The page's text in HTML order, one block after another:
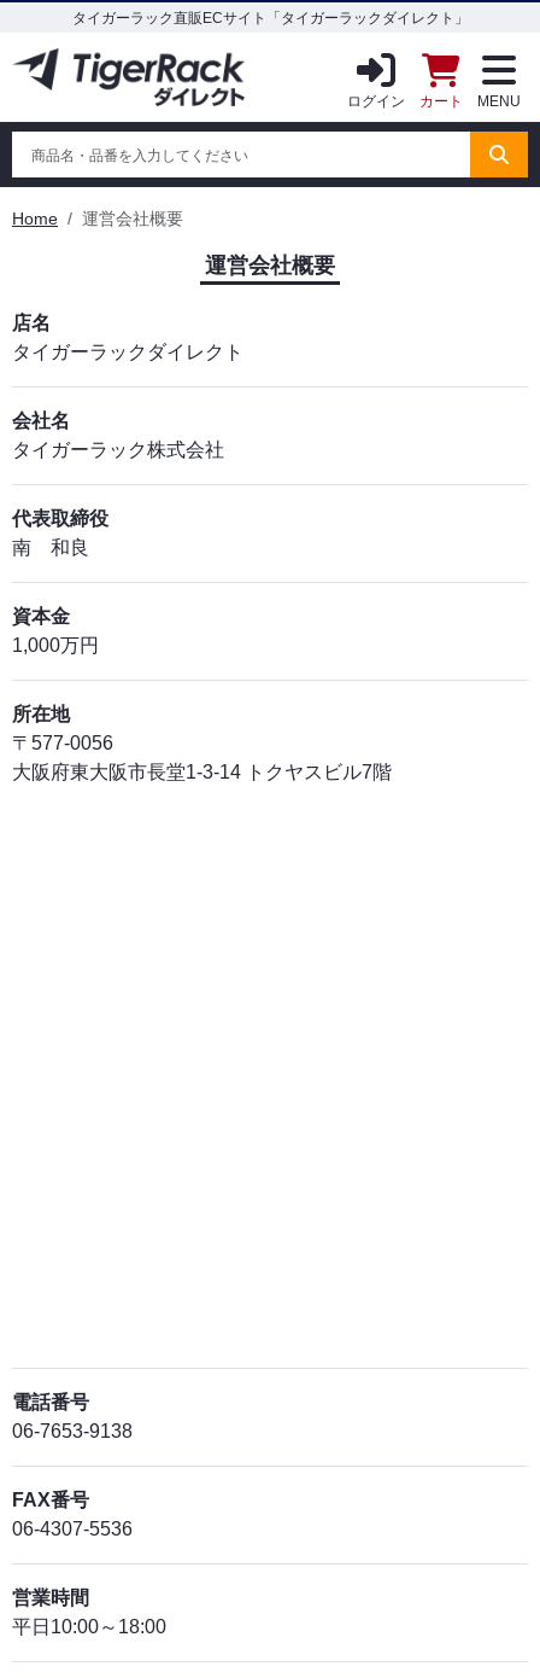
タイガーラック直販ECサイト「タイガーラックダイレクト」
ログイン カート MENU
Home 運営会社概要
運営会社概要
店名
タイガーラックダイレクト
会社名
タイガーラック株式会社
代表取締役
南 和良
資本金
1,000万円
所在地
〒577-0056
大阪府東大阪市長堂1-3-14 トクヤスビル7階
電話番号
06-7653-9138
FAX番号
06-4307-5536
営業時間
平日10:00～18:00